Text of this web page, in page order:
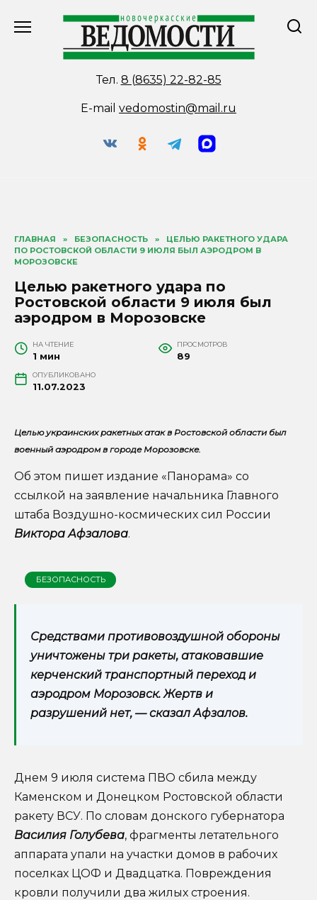
Тел. 8 (8635) 22-82-85
E-mail vedomostin@mail.ru
ГЛАВНАЯ » БЕЗОПАСНОСТЬ »
ЦЕЛЬЮ РАКЕТНОГО УДАРА
ПО РОСТОВСКОЙ ОБЛАСТИ 9 ИЮЛЯ БЫЛ АЭРОДРОМ В
МОРОЗОВСКЕ
Целью ракетного удара по
Ростовской области 9 июля был
аэродром в Морозовске
НА ЧТЕНИЕ
1 мин
ПРОСМОТРОВ
89
ОПУБЛИКОВАНО
11.07.2023
Целью украинских ракетных атак в Ростовской области был
военный аэродром в городе Морозовске.
Об этом пишет издание «Панорама» со
ссылкой на заявление начальника Главного
штаба Воздушно-космических сил России
Виктора Афзалова.
БЕЗОПАСНОСТЬ
Средствами противовоздушной обороны
уничтожены три ракеты, атаковавшие
керченский транспортный переход и
аэродром Морозовск. Жертв и
разрушений нет, — сказал Афзалов.
Днем 9 июля система ПВО сбила между
Каменском и Донецком Ростовской области
ракету ВСУ. По словам донского губернатора
Василия Голубева, фрагменты летательного
аппарата упали на участки домов в рабочих
поселках ЦОФ и Двадцатка. Повреждения
кровли получили два жилых строения.